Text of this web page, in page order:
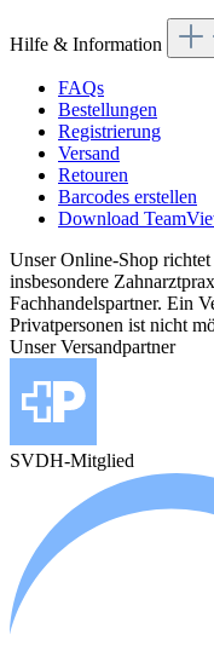
Hilfe & Information
FAQs
Bestellungen
Registrierung
Versand
Retouren
Barcodes erstellen
Download
Unser Online-Shop richtet
insbesondere
Fachhandelspartner. Ein
Privatpersonen ist nicht
Unser Versandpartner
SVDH-Mitglied